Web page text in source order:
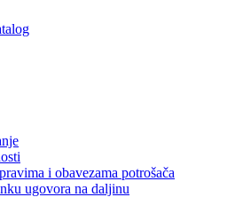
i obavezama potrošača
ugovora na daljinu